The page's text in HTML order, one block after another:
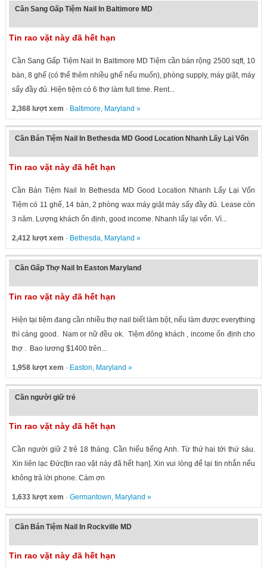
Cần Sang Gấp Tiệm Nail In Baltimore MD
Tin rao vặt này đã hết hạn
Cần Sang Gấp Tiệm Nail In Baltimore MD Tiệm cần bán rộng 2500 sqft, 10
bàn, 8 ghế (có thể thêm nhiều ghế nếu muốn), phòng supply, máy giặt, máy
sấy đầy đủ. Hiện tiệm có 6 thợ làm full time. Rent...
2,368 lượt xem · Baltimore, Maryland »
Cần Bán Tiệm Nail In Bethesda MD Good Location Nhanh Lấy Lại Vốn
Tin rao vặt này đã hết hạn
Cần Bán Tiệm Nail In Bethesda MD Good Location Nhanh Lấy Lại Vốn
Tiệm có 11 ghế, 14 bàn, 2 phòng wax máy giặt máy sấy đầy đủ. Lease còn
3 năm. Lượng khách ổn định, good income. Nhanh lấy lại vốn. Vì...
2,412 lượt xem · Bethesda, Maryland »
Cần Gấp Thợ Nail In Easton Maryland
Tin rao vặt này đã hết hạn
Hiện tại tiệm đang cần nhiều thợ nail biết làm bột, nếu làm được everything
thì càng good. Nam or nữ đều ok. Tiệm đông khách , income ổn định cho
thợ . Bao lương $1400 trên...
1,958 lượt xem · Easton, Maryland »
Cần người giữ trẻ
Tin rao vặt này đã hết hạn
Cần người giữ 2 trẻ 18 tháng. Cần hiểu tiếng Anh. Từ thứ hai tới thứ sáu.
Xin liên lạc Đức[tin rao vặt này đã hết hạn]. Xin vui lòng để lại tin nhắn nếu
không trả lời phone. Cám ơn
1,633 lượt xem · Germantown, Maryland »
Cần Bán Tiệm Nail In Rockville MD
Tin rao vặt này đã hết hạn